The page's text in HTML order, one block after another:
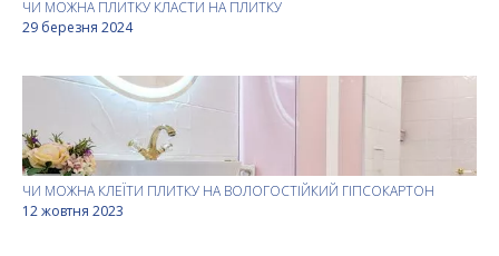
ЧИ МОЖНА ПЛИТКУ КЛАСТИ НА ПЛИТКУ
29 березня 2024
ЧИ МОЖНА КЛЕЇТИ ПЛИТКУ НА ВОЛОГОСТІЙКИЙ ГІПСОКАРТОН
12 жовтня 2023